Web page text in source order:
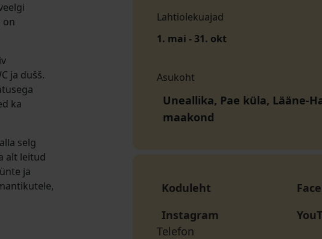
on
ja dušš.
ka
selg
alt leitud
ja
Lahtiolekuajad
1. mai - 31. okt
Asukoht
Uneallika, Pae küla, Lääne-
maakond
Koduleht
Instagram
Telefon